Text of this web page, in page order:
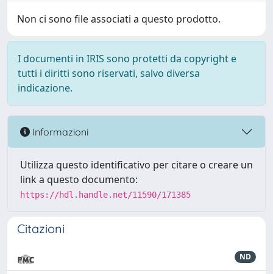
Non ci sono file associati a questo prodotto.
I documenti in IRIS sono protetti da copyright e
tutti i diritti sono riservati, salvo diversa
indicazione.
Informazioni
Utilizza questo identificativo per citare o creare un
link a questo documento:
https://hdl.handle.net/11590/171385
Citazioni
ND